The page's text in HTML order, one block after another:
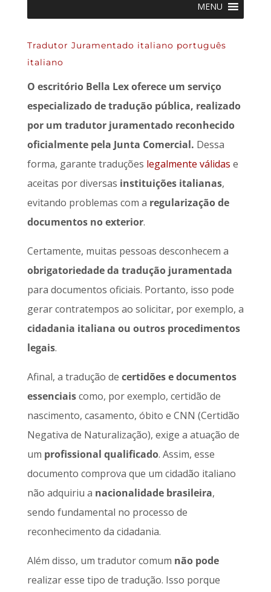
MENU
Tradutor Juramentado italiano português
italiano
O escritório Bella Lex oferece um serviço
especializado de tradução pública, realizado
por um tradutor juramentado reconhecido
oficialmente pela Junta Comercial. Dessa
forma, garante traduções legalmente válidas e
aceitas por diversas instituições italianas,
evitando problemas com a regularização de
documentos no exterior.
Certamente, muitas pessoas desconhecem a
obrigatoriedade da tradução juramentada
para documentos oficiais. Portanto, isso pode
gerar contratempos ao solicitar, por exemplo, a
cidadania italiana ou outros procedimentos
legais.
Afinal, a tradução de certidões e documentos
essenciaiscomo, por exemplo, certidão de
nascimento, casamento, óbito e CNN (Certidão
Negativa de Naturalização), exige a atuação de
um profissional qualificado. Assim, esse
documento comprova que um cidadão italiano
não adquiriu a nacionalidade brasileira,
sendo fundamental no processo de
reconhecimento da cidadania.
Além disso, um tradutor comum não pode
realizar esse tipo de tradução. Isso porque